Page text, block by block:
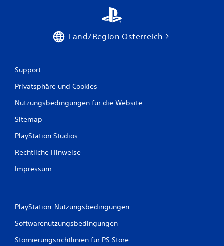
Land/Region Österreich
Support
Privatsphäre und Cookies
Nutzungsbedingungen für die Website
Sitemap
PlayStation Studios
Rechtliche Hinweise
Impressum
PlayStation-Nutzungsbedingungen
Softwarenutzungsbedingungen
Stornierungsrichtlinien für PS Store